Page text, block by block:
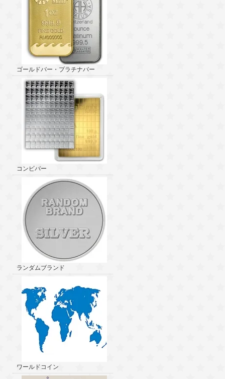
ゴールドバー・プラチナバー
コンビバー
ランダムブランド
ワールドコイン